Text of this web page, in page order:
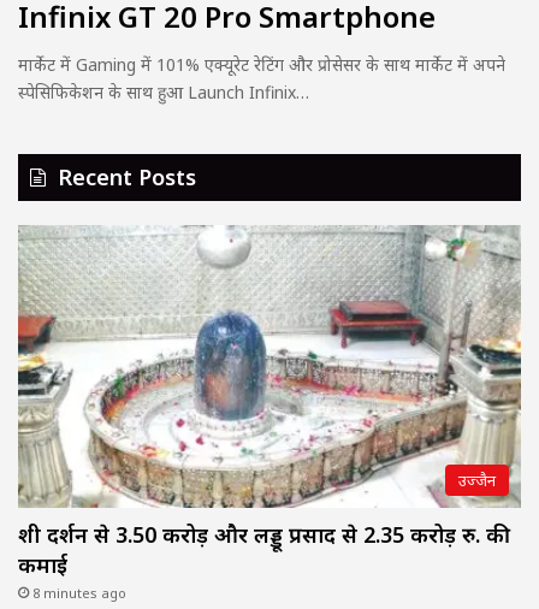
Infinix GT 20 Pro Smartphone
मार्केट में Gaming में 101% एक्यूरेट रेटिंग और प्रोसेसर के साथ मार्केट में अपने
स्पेसिफिकेशन के साथ हुआ Launch Infinix…
Recent Posts
उज्जैन
शीघ्र दर्शन से 3.50 करोड़ और लड्डू प्रसाद से 2.35 करोड़ रु. की
कमाई
8 minutes ago